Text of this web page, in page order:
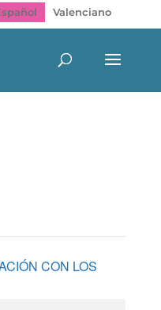
Valenciano
CON LOS